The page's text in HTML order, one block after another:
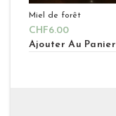
Miel de forêt
CHF6.00
Ajouter Au Panier